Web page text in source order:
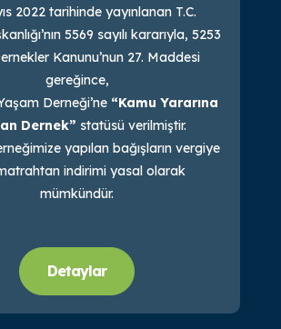
2022 tarihinde yayınlanan T.C.
5569 sayılı kararıyla, 5253
Kanunu’nun 27. Maddesi
gereğince,
Derneği’ne “Kamu Yararına
Dernek” statüsü verilmiştir.
yapılan bağışların vergiye
indirimi yasal olarak
mümkündür.
Detaylar